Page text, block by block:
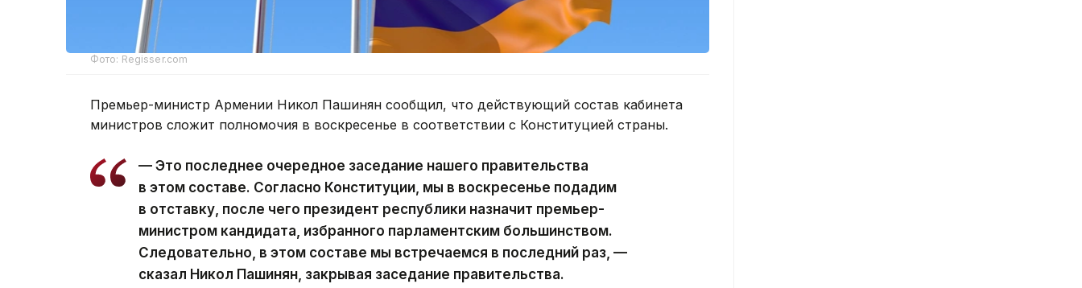
Фото: Regisser.com
Премьер-министр Армении Никол Пашинян сообщил, что действующий состав кабинета
министров сложит полномочия в воскресенье в соответствии с Конституцией страны.
— Это последнее очередное заседание нашего правительства
в этом составе. Согласно Конституции, мы в воскресенье подадим
в отставку, после чего президент республики назначит премьер-
министром кандидата, избранного парламентским большинством.
Следовательно, в этом составе мы встречаемся в последний раз, —
сказал Никол Пашинян, закрывая заседание правительства.